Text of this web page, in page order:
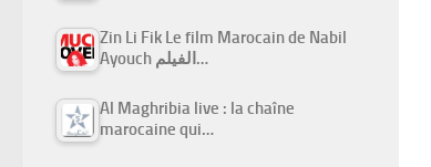
Zin Li Fik Le film Marocain de Nabil
Ayouch الفيلم…
Al Maghribia live : la chaîne
marocaine qui…